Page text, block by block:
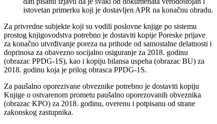
istovetan primerku koji je dostavljen APR na konačnu obradu.
Za privredne subjekte koji su vodili poslovne knjige po sistemu
prostog knjigovodstva potrebno je dostaviti kopije Poreske prijave
za konačno utvrđivanje poreza na prihode od samostalne delatnosti i
doprinosa za obavezno socijalno osiguranje za 2018. godinu
(obrazac PPDG-1S), kao i kopiju bilansa uspeha (obrazac BU) za
2018. godinu koja je prilog obrasca PPDG-1S.
Za paušalno oporezivane obveznike potrebno je dostaviti kopiju
Knjige o ostvarenom prometu paušalno oporezovanih obveznika
(obrazac KPO) za 2018. godinu, overenu i potpisanu od strane
zakonskog zastupnika.